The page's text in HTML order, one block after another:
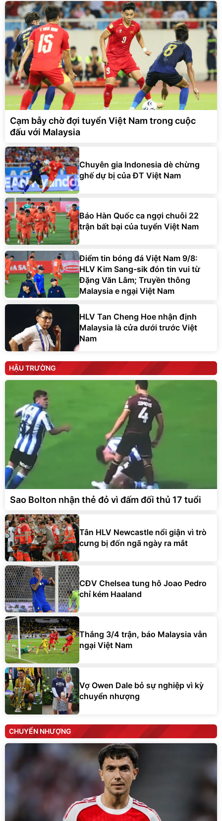
Cạm bẫy chờ đợi tuyển Việt Nam trong cuộc
đấu với Malaysia
Chuyên gia Indonesia dè chừng
ghế dự bị của ĐT Việt Nam
Báo Hàn Quốc ca ngợi chuỗi 22
trận bất bại của tuyển Việt Nam
Điểm tin bóng đá Việt Nam 9/8:
HLV Kim Sang-sik đón tin vui từ
Đặng Văn Lâm; Truyền thông
Malaysia e ngại Việt Nam
HLV Tan Cheng Hoe nhận định
Malaysia là cửa dưới trước Việt
Nam
HẬU TRƯỜNG
Sao Bolton nhận thẻ đỏ vì đấm đối thủ 17 tuổi
Tân HLV Newcastle nổi giận vì trò
cưng bị đốn ngã ngày ra mắt
CĐV Chelsea tung hô Joao Pedro
chỉ kém Haaland
Thắng 3/4 trận, báo Malaysia vẫn
ngại Việt Nam
Vợ Owen Dale bỏ sự nghiệp vì kỳ
chuyển nhượng
CHUYỂN NHƯỢNG